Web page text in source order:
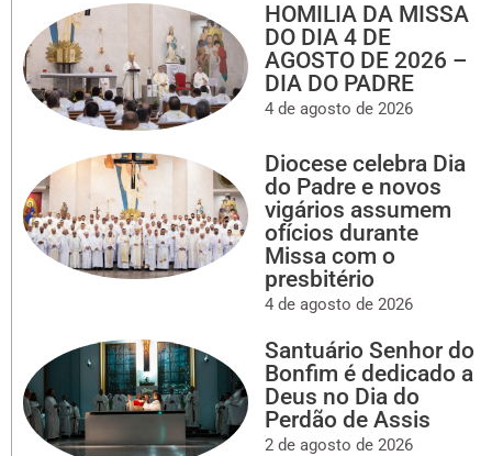
HOMILIA DA MISSA
DO DIA 4 DE
AGOSTO DE 2026 –
DIA DO PADRE
4 de agosto de 2026
Diocese celebra Dia
do Padre e novos
vigários assumem
ofícios durante
Missa com o
presbitério
4 de agosto de 2026
Santuário Senhor do
Bonfim é dedicado a
Deus no Dia do
Perdão de Assis
2 de agosto de 2026